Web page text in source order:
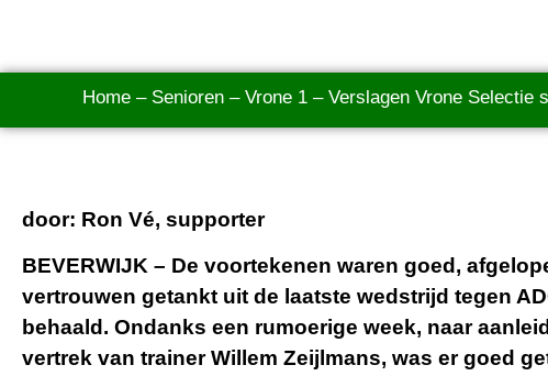
Home – Senioren – Vrone 1 – Verslagen Vrone Selectie
door: Ron Vé, supporter
BEVERWIJK – De voortekenen waren goed,
vertrouwen getankt uit de laatste wedstrijd tegen
behaald. Ondanks een rumoerige week, naar
vertrek van trainer Willem Zeijlmans, was er goed